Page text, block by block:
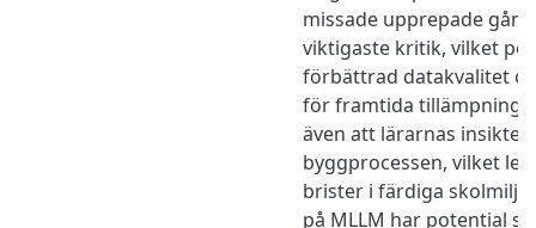
missade upprepade
viktigaste kritik, vilket
förbättrad datakvalitet
för framtida tillämpning.
även att lärarnas
byggprocessen, vilket
brister i färdiga
på MLLM har potential